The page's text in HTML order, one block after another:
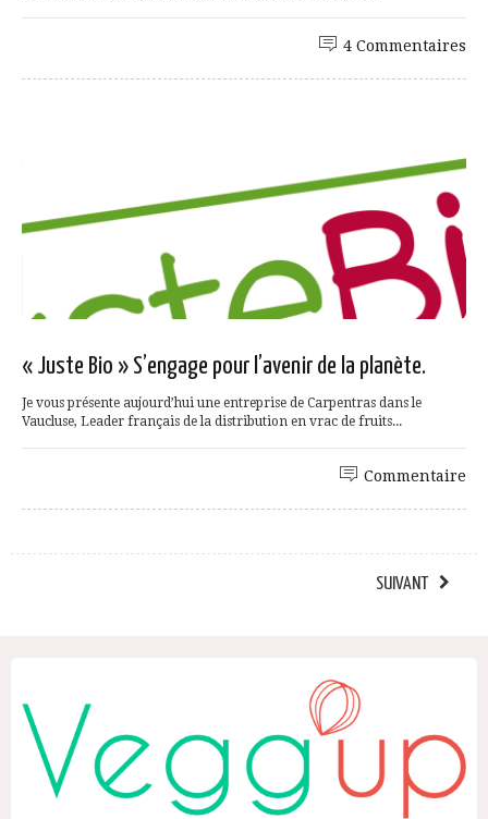
4 Commentaires
« Juste Bio » S’engage pour l’avenir de la planète.
Je vous présente aujourd’hui une entreprise de Carpentras dans le
Vaucluse, Leader français de la distribution en vrac de fruits...
Commentaire
SUIVANT